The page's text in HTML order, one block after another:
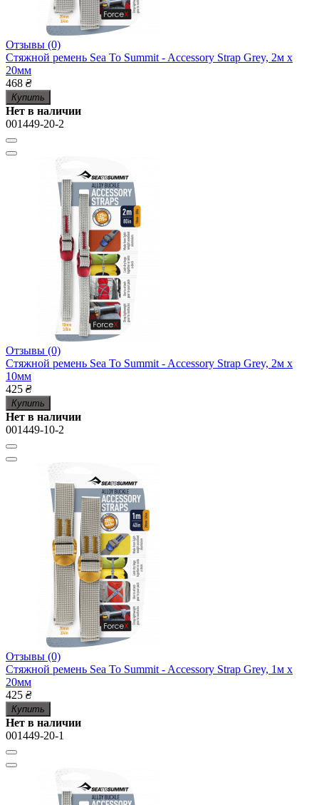
Отзывы (0)
Стяжной ремень Sea To Summit - Accessory Strap Grey, 2м x
20мм
468 ₴
Купить
Нет в наличии
001449-20-2
Отзывы (0)
Стяжной ремень Sea To Summit - Accessory Strap Grey, 2м x
10мм
425 ₴
Купить
Нет в наличии
001449-10-2
Отзывы (0)
Стяжной ремень Sea To Summit - Accessory Strap Grey, 1м x
20мм
425 ₴
Купить
Нет в наличии
001449-20-1